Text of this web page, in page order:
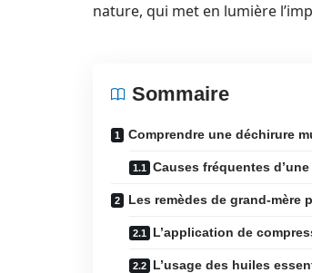
nature, qui met en lumière
Sommaire
Comprendre une déchirure
Causes fréquentes
Les remèdes de grand-mère
L’application de
L’usage des huiles